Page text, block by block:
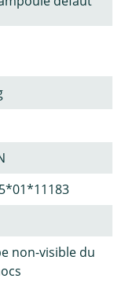
non-visible du